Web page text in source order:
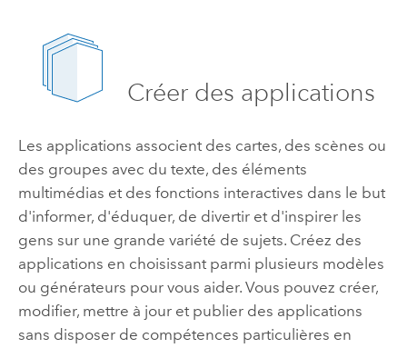
Créer des applications
Les applications associent des cartes, des scènes ou
des groupes avec du texte, des éléments
multimédias et des fonctions interactives dans le but
d'informer, d'éduquer, de divertir et d'inspirer les
gens sur une grande variété de sujets. Créez des
applications en choisissant parmi plusieurs modèles
ou générateurs pour vous aider. Vous pouvez créer,
modifier, mettre à jour et publier des applications
sans disposer de compétences particulières en